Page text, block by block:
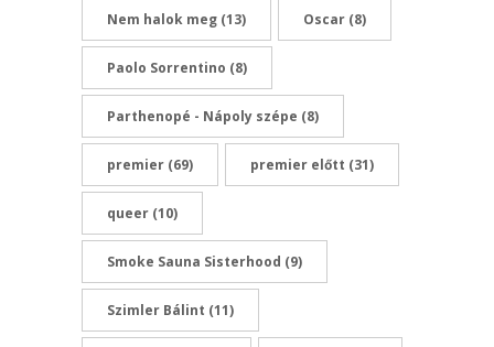
Nem halok meg (13) Oscar (8)
Paolo Sorrentino (8)
Parthenopé - Nápoly szépe (8)
premier (69) premier előtt (31)
queer (10)
Smoke Sauna Sisterhood (9)
Szimler Bálint (11)